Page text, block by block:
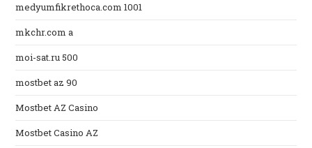
medyumfikrethoca.com 1001
mkchr.com a
moi-sat.ru 500
mostbet az 90
Mostbet AZ Casino
Mostbet Casino AZ